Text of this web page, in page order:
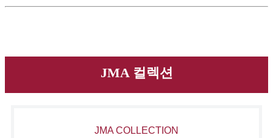
JMA 컬렉션
JMA COLLECTION